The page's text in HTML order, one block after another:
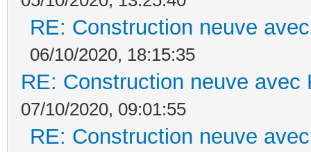
RE: Construction neuve
06/10/2020, 18:15:35
RE: Construction neuve avec
07/10/2020, 09:01:55
RE: Construction neuve